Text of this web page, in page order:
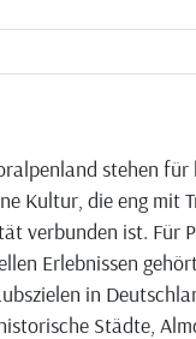
stehen
Kultur, die eng mit
verbunden ist. Für
Erlebnissen
in
Städte,